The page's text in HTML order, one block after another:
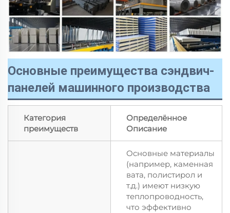
Основные преимущества сэндвич-
панелей машинного производства
Категория
преимуществ
Определённое
Описание
Основные материалы
(например, каменная
вата, полистирол и
т.д.) имеют низкую
теплопроводность,
что эффективно